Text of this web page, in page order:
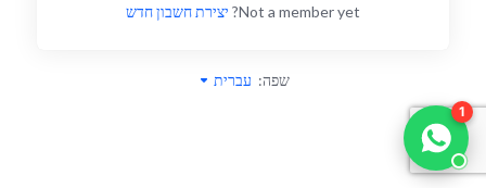
Not a member yet? יצירת חשבון חדש
שפה: עברית
1